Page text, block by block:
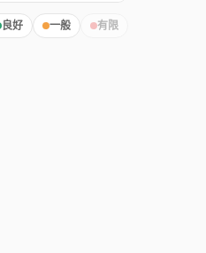
良好 一般 有限